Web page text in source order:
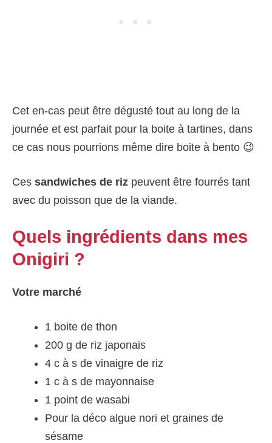
Cet en-cas peut être dégusté tout au long de la
journée et est parfait pour la boite à tartines, dans
ce cas nous pourrions même dire boite à bento 😉
Ces sandwiches de riz peuvent être fourrés tant
avec du poisson que de la viande.
Quels ingrédients dans mes
Onigiri ?
Votre marché
1 boite de thon
200 g de riz japonais
4 c à s de vinaigre de riz
1 c à s de mayonnaise
1 point de wasabi
Pour la déco algue nori et graines de
sésame